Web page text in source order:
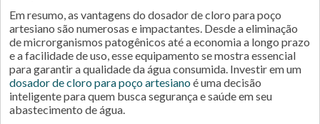
Em resumo, as vantagens do dosador de cloro para poço
artesiano são numerosas e impactantes. Desde a eliminação
de microrganismos patogênicos até a economia a longo prazo
e a facilidade de uso, esse equipamento se mostra essencial
para garantir a qualidade da água consumida. Investir em um
dosador de cloro para poço artesianoé uma decisão
inteligente para quem busca segurança e saúde em seu
abastecimento de água.